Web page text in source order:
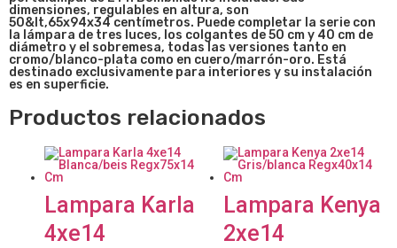
dimensiones, regulables en altura, son
50&lt,65x94x34centímetros. Puede completar la serie con
la lámpara de tres luces, los colgantes de 50 cm y 40 cm de
diámetro y el sobremesa, todas las versiones tanto en
cromo/blanco-plata como en cuero/marrón-oro. Está
destinado exclusivamente para interiores y su instalación
es en superficie.
Productos relacionados
Lampara Karla
4xe14
Lampara Kenya
2xe14